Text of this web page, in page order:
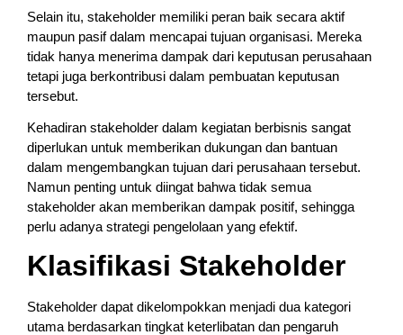
Selain itu, stakeholder memiliki peran baik secara aktif
maupun pasif dalam mencapai tujuan organisasi. Mereka
tidak hanya menerima dampak dari keputusan perusahaan
tetapi juga berkontribusi dalam pembuatan keputusan
tersebut.
Kehadiran stakeholder dalam kegiatan berbisnis sangat
diperlukan untuk memberikan dukungan dan bantuan
dalam mengembangkan tujuan dari perusahaan tersebut.
Namun penting untuk diingat bahwa tidak semua
stakeholder akan memberikan dampak positif, sehingga
perlu adanya strategi pengelolaan yang efektif.
Klasifikasi Stakeholder
Stakeholder dapat dikelompokkan menjadi dua kategori
utama berdasarkan tingkat keterlibatan dan pengaruh